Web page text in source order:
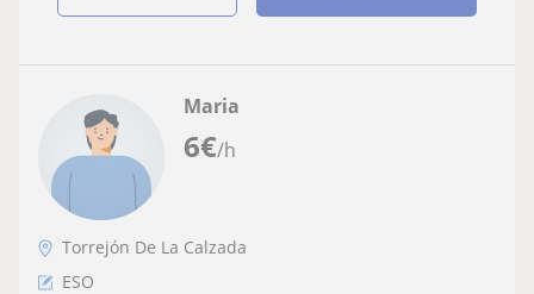
6€/h
Maria
Torrejón De La Calzada
ESO